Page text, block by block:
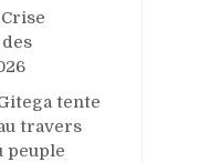
tente
travers
peuple